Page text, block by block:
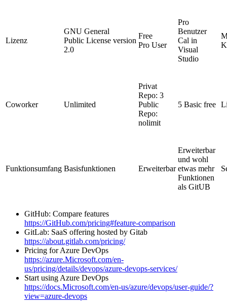
Lizenz
GNU General
Public License version
2.0
Free
Pro User
Pro
Benutzer
Cal in
Visual
Studio
Coworker Unlimited
Privat
Repo: 3
Public
Repo:
nolimit
5 Basic free
Funktionsumfang Basisfunktionen Erweiterbar
Erweiterbar
und wohl
etwas mehr
Funktionen
als GitUB
GitHub: Compare features
https://GitHub.com/pricing#feature-comparison
GitLab: SaaS offering hosted by Gitab
https://about.gitlab.com/pricing/
Pricing for Azure DevOps
https://azure.Microsoft.com/en-
us/pricing/details/devops/azure-devops-services/
Start using Azure DevOps
https://docs.Microsoft.com/en-us/azure/devops/user-guide/?
view=azure-devops